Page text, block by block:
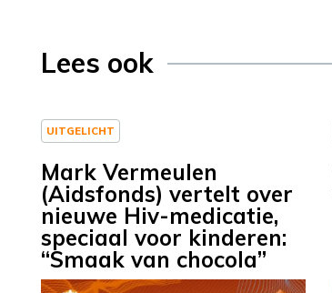
Lees ook
UITGELICHT
Mark Vermeulen
(Aidsfonds) vertelt over
nieuwe Hiv-medicatie,
speciaal voor kinderen:
“Smaak van chocola”